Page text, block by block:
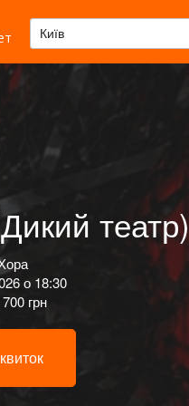
Київ
театр)
о 18:30
грн